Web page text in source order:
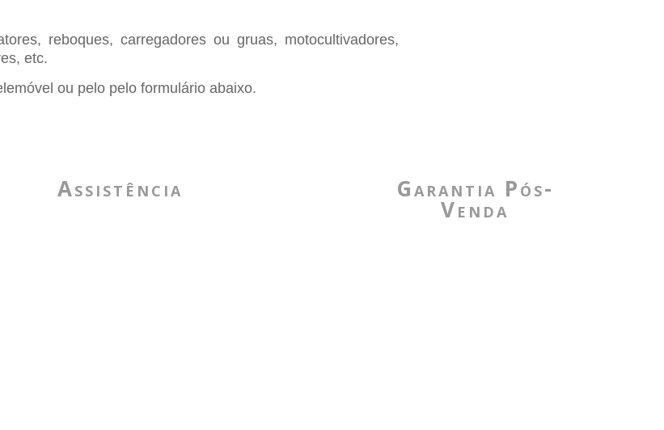
reboques, carregadores ou gruas, motocultivadores,
etc.
ou pelo pelo formulário abaixo.
Assistência Garantia Pós-
Venda